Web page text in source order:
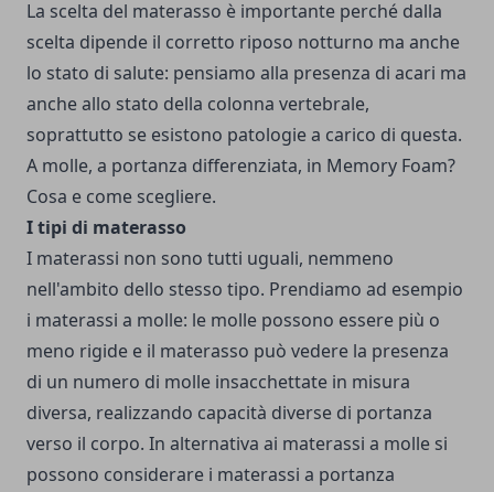
La scelta del materasso è importante perché dalla
scelta dipende il corretto riposo notturno ma anche
lo stato di salute: pensiamo alla presenza di acari ma
anche allo stato della colonna vertebrale,
soprattutto se esistono patologie a carico di questa.
A molle, a portanza differenziata, in Memory Foam?
Cosa e come scegliere.
I tipi di materasso
I materassi non sono tutti uguali, nemmeno
nell'ambito dello stesso tipo. Prendiamo ad esempio
i materassi a molle: le molle possono essere più o
meno rigide e il materasso può vedere la presenza
di un numero di molle insacchettate in misura
diversa, realizzando capacità diverse di portanza
verso il corpo. In alternativa ai materassi a molle si
possono considerare i materassi a portanza